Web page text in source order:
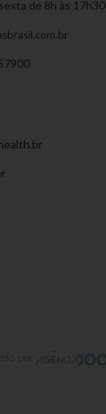
de 8h às 17h30